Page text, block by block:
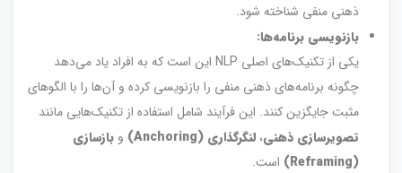
ذهنی منفی شناخته شود.
بازنویسی برنامه‌ها:
یکی از تکنیک‌های اصلی NLP این است که به افراد یاد می‌دهد
چگونه برنامه‌های ذهنی منفی را بازنویسی کرده و آن‌ها را با الگوهای
مثبت جایگزین کنند. این فرآیند شامل استفاده از تکنیک‌هایی مانند
تصویرسازی ذهنی، لنگرگذاری (Anchoring) و بازسازی
(Reframing)
است.